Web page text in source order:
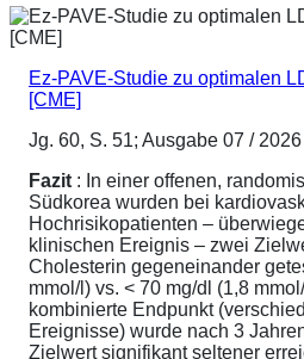
Ez-PAVE-Studie zu optimalen
[CME]
Jg. 60, S. 51; Ausgabe 07 / 2026
Fazit : In einer offenen,
Südkorea wurden bei
Hochrisikopatienten –
klinischen Ereignis – zwei
Cholesterin gegeneinander
mmol/l) vs. < 70 mg/dl (1,8
kombinierte Endpunkt
Ereignisse) wurde nach 3
Zielwert signifikant seltener